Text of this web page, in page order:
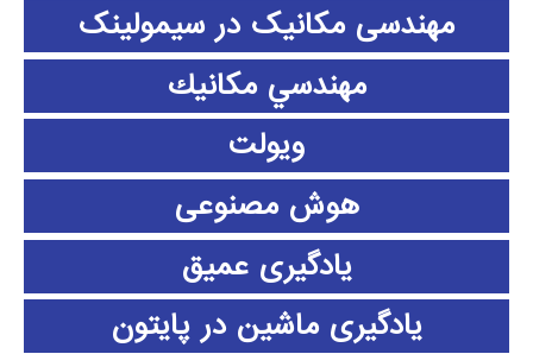
مهندسی مکانیک در سیمولینک
مهندسي مكانيك
ویولت
هوش مصنوعی
یادگیری عمیق
یادگیری ماشین در پایتون